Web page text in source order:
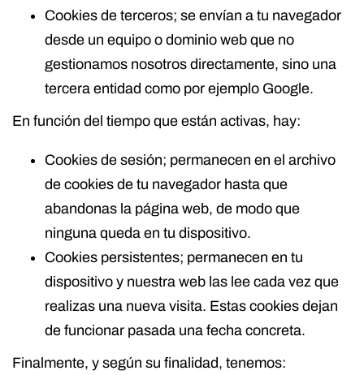
Cookies de terceros; se envían a tu navegador
desde un equipo o dominio web que no
gestionamos nosotros directamente, sino una
tercera entidad como por ejemplo Google.
En función del tiempo que están activas, hay:
Cookies de sesión; permanecen en el archivo
de cookies de tu navegador hasta que
abandonas la página web, de modo que
ninguna queda en tu dispositivo.
Cookies persistentes; permanecen en tu
dispositivo y nuestra web las lee cada vez que
realizas una nueva visita. Estas cookies dejan
de funcionar pasada una fecha concreta.
Finalmente, y según su finalidad, tenemos: